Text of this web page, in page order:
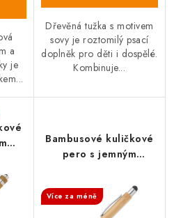
a
je
Dřevěná tužka s motivem
sovy je roztomilý psací
doplněk pro děti i dospělé.
Kombinuje...
Bambusové kuličkové
pero s jemným
Více za méně